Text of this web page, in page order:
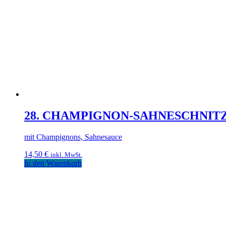
28. CHAMPIGNON-
mit Champignons, Sahnesauce
14,50 € inkl. MwSt.
In den Warenkorb